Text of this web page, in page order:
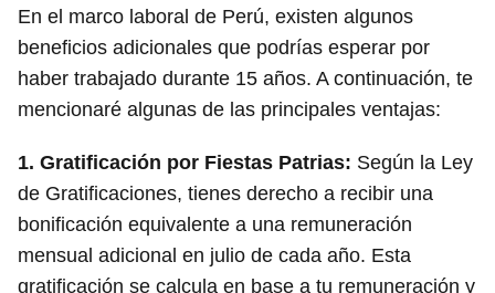
En el marco laboral de Perú, existen algunos
beneficios adicionales que podrías esperar por
haber trabajado durante 15 años. A continuación, te
mencionaré algunas de las principales ventajas:
1. Gratificación por Fiestas Patrias: Según la Ley
de Gratificaciones, tienes derecho a recibir una
bonificación equivalente a una remuneración
mensual adicional en julio de cada año. Esta
gratificación se calcula en base a tu remuneración y